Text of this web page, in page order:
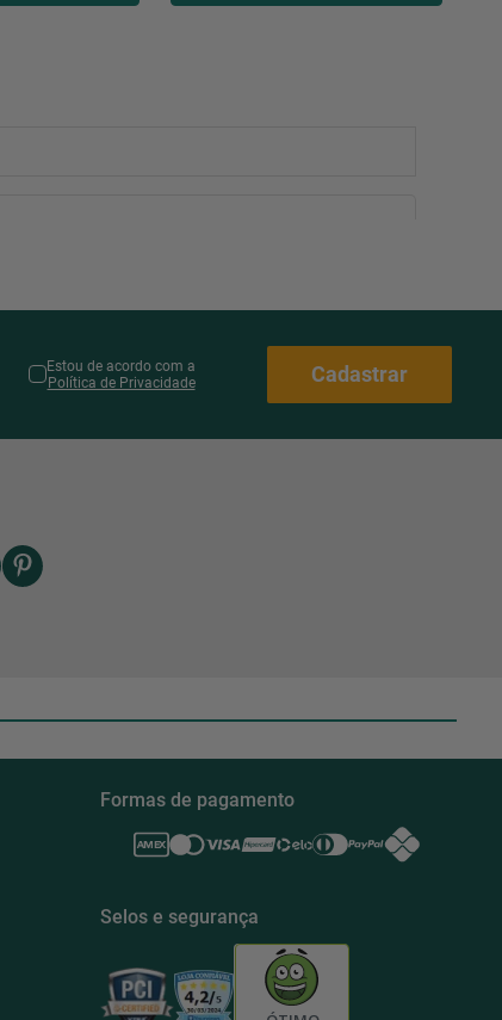
Estou de acordo com a
Política de Privacidade
Cadastrar
Formas de pagamento
Selos e segurança